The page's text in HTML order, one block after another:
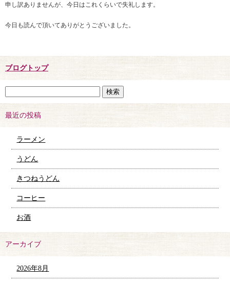
申し訳ありませんが、今日はこれくらいで失礼します。
今日も読んで頂いてありがとうございました。
ブログトップ
最近の投稿
ラーメン
うどん
きつねうどん
コーヒー
お酒
アーカイブ
2026年8月